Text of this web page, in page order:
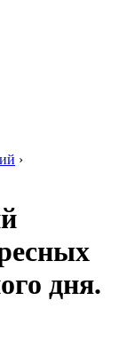
›
дня.